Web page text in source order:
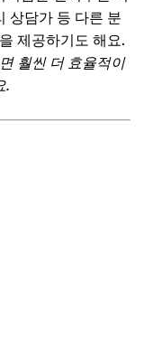
상담가 등 다른 분
제공하기도 해요.
훨씬 더 효율적이
.